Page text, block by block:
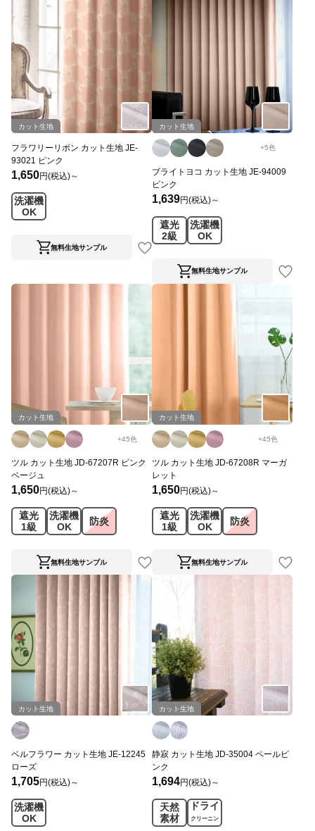
カット生地
フラワリーリボン カット生地 JE-
93021 ピンク
1,650円(税込)～
洗濯機
OK
無料生地サンプル
カット生地
+5色
ブライトヨコ カット生地 JE-94009
ピンク
1,639円(税込)～
遮光
2級
洗濯機
OK
無料生地サンプル
カット生地
+45色
ツル カット生地 JD-67207R ピンク
ベージュ
1,650円(税込)～
遮光
1級
洗濯機
OK
防炎
無料生地サンプル
カット生地
+45色
ツル カット生地 JD-67208R マーガ
レット
1,650円(税込)～
遮光
1級
洗濯機
OK
防炎
無料生地サンプル
カット生地
ベルフラワー カット生地 JE-12245
ローズ
1,705円(税込)～
洗濯機
OK
カット生地
静寂 カット生地 JD-35004 ペールピ
ンク
1,694円(税込)～
天然
素材
ドライ
クリーニン